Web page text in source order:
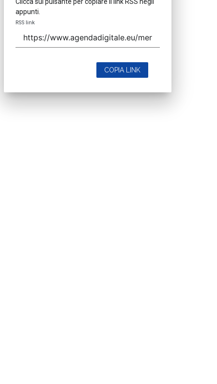
Clicca sul pulsante per copiare il link RSS negli
appunti.
RSS link
COPIA LINK